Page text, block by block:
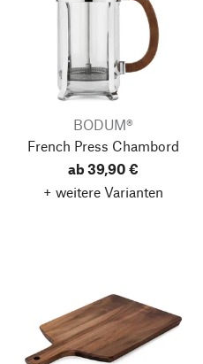
BODUM®
French Press Chambord
ab 39,90 €
+ weitere Varianten